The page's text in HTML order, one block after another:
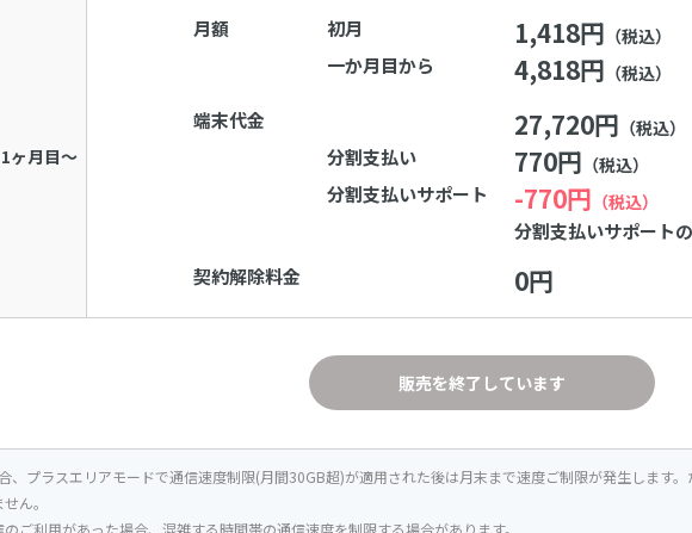
1ヶ月目〜
月額 初月 1,418円 （税込）
一か月目から 4,818円 （税込）
端末代金 27,720円 （税込）
分割支払い 770円 （税込）
分割支払いサポート -770円 （税込）
分割支払いサポート
契約解除料金
0円
販売を終了しています
、プラスエリアモードで通信速度制限(月間30GB超)が適用された後は月末まで速度ご制限が発生します。
ん。
ご利用があった場合、混雑する時間帯の通信速度を制限する場合があります。